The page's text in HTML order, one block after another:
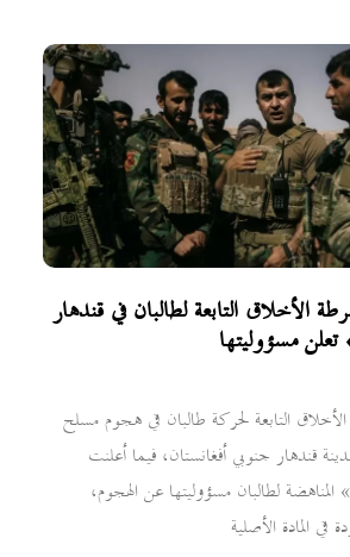
الأخلاق التابعة لطالبان في قندهار
تعلن مسؤوليتها
التابعة لحركة طالبان في هجوم مسلح
قندهار جنوبي أفغانستان، فيما أعلنت
المناهضة لطالبان مسؤوليتها عن الهجوم،
في المادة الأصلية